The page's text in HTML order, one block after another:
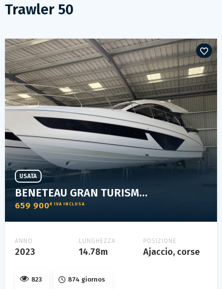
Trawler 50
BENETEAU GRAN TURISMO 45
659 900€ IVA INCLUSA
USATA
ANNO
2023
LUNGHEZZA
14.78m
POSIZIONE
Ajaccio, corse
823 874 giornos